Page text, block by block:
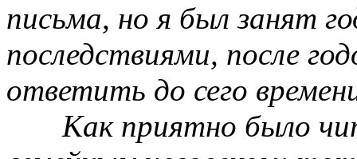
письма, но я был занят
последствиями, после
ответить до сего
Как приятно было